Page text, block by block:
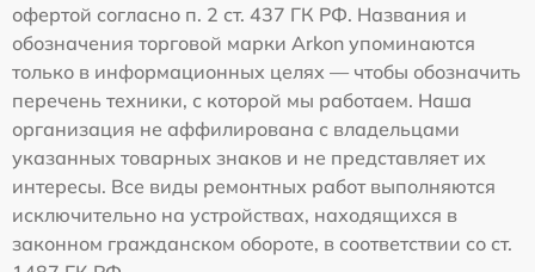
офертой согласно п. 2 ст. 437 ГК РФ. Названия и
обозначения торговой марки Arkon упоминаются
только в информационных целях — чтобы обозначить
перечень техники, с которой мы работаем. Наша
организация не аффилирована с владельцами
указанных товарных знаков и не представляет их
интересы. Все виды ремонтных работ выполняются
исключительно на устройствах, находящихся в
законном гражданском обороте, в соответствии со ст.